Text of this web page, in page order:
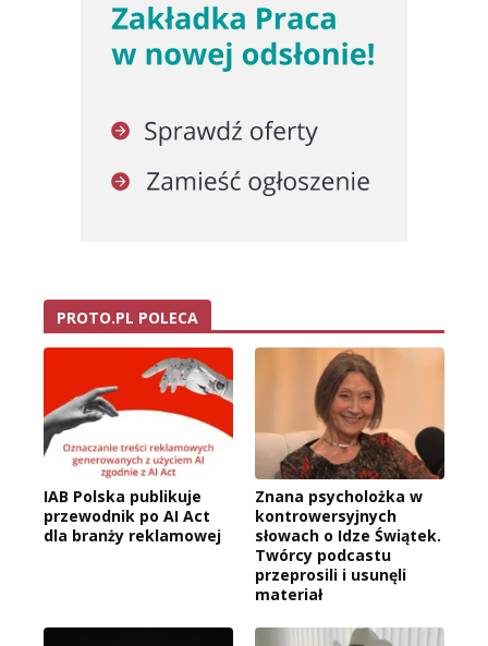
PROTO.PL POLECA
IAB Polska publikuje
przewodnik po AI Act
dla branży reklamowej
Znana psycholożka w
kontrowersyjnych
słowach o Idze Świątek.
Twórcy podcastu
przeprosili i usunęli
materiał